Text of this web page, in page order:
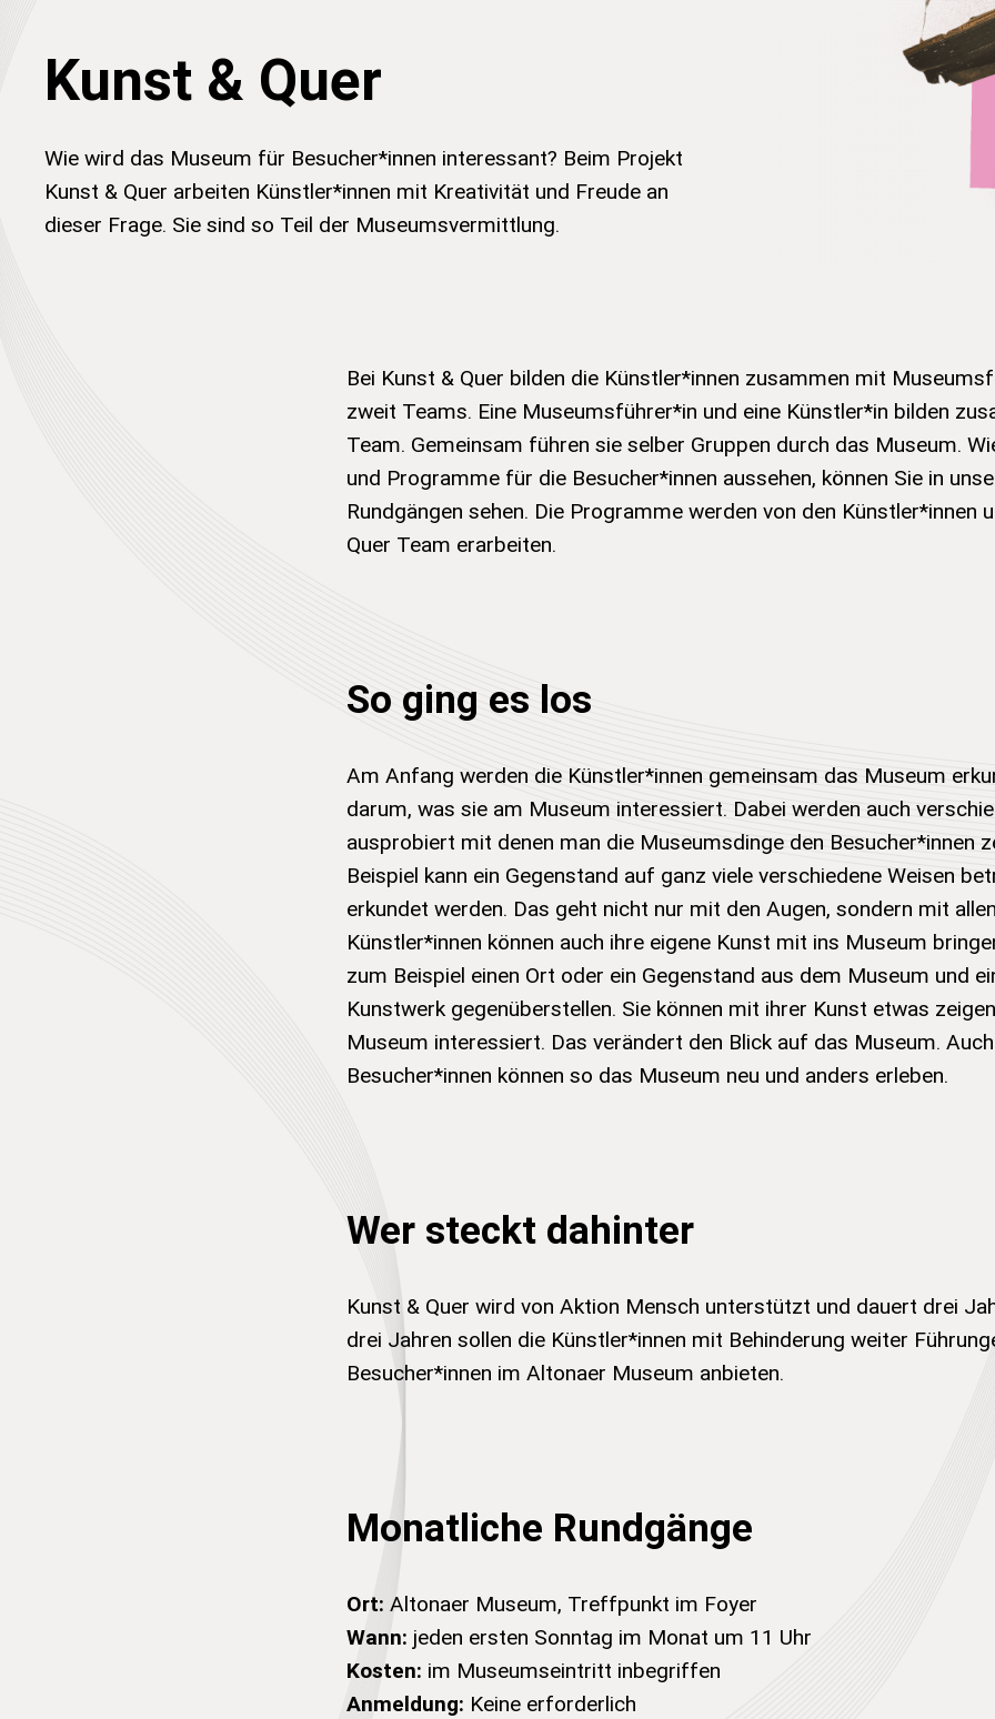
Kunst & Quer
Wie wird das Museum für Besucher*innen interessant? Beim Projekt
Kunst & Quer arbeiten Künstler*innen mit Kreativität und Freude an
dieser Frage. Sie sind so Teil der Museumsvermittlung.
Bei Kunst & Quer bilden die Künstler*innen zusammen mit
zweit Teams. Eine Museumsführer*in und eine Künstler*in bilden
Team. Gemeinsam führen sie selber Gruppen durch das Museum.
und Programme für die Besucher*innen aussehen, können Sie in
Rundgängen sehen. Die Programme werden von den Künstler*innen
Quer Team erarbeiten.
So ging es los
Am Anfang werden die Künstler*innen gemeinsam das Museum
darum, was sie am Museum interessiert. Dabei werden auch
ausprobiert mit denen man die Museumsdinge den Besucher*innen
Beispiel kann ein Gegenstand auf ganz viele verschiedene Weisen
erkundet werden. Das geht nicht nur mit den Augen, sondern mit
Künstler*innen können auch ihre eigene Kunst mit ins Museum
zum Beispiel einen Ort oder ein Gegenstand aus dem Museum und
Kunstwerk gegenüberstellen. Sie können mit ihrer Kunst etwas
Museum interessiert. Das verändert den Blick auf das Museum.
Besucher*innen können so das Museum neu und anders erleben.
Wer steckt dahinter
Kunst & Quer wird von Aktion Mensch unterstützt und dauert drei
drei Jahren sollen die Künstler*innen mit Behinderung weiter
Besucher*innen im Altonaer Museum anbieten.
Monatliche Rundgänge
Ort: Altonaer Museum, Treffpunkt im Foyer
Wann: jeden ersten Sonntag im Monat um 11 Uhr
Kosten: im Museumseintritt inbegriffen
Anmeldung: Keine erforderlich